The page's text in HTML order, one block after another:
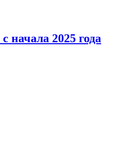
начала 2025 года